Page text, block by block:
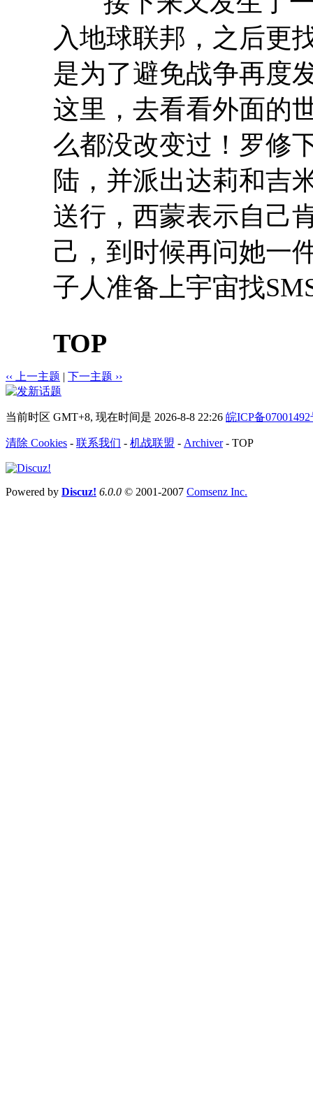
入地球联邦，之后更
是为了避免战争再度
这里，去看看外面的
么都没改变过！罗修
陆，并派出达莉和吉
送行，西蒙表示自己
己，到时候再问她一
子人准备上宇宙找
TOP
‹‹ 上一主题 | 下一主题 ››
当前时区 GMT+8, 现在时间是 2026-8-8 22:26 皖ICP备07001492
清除 Cookies - 联系我们 - 机战联盟 - Archiver- TOP
Powered by Discuz! 6.0.0 © 2001-2007 Comsenz Inc.